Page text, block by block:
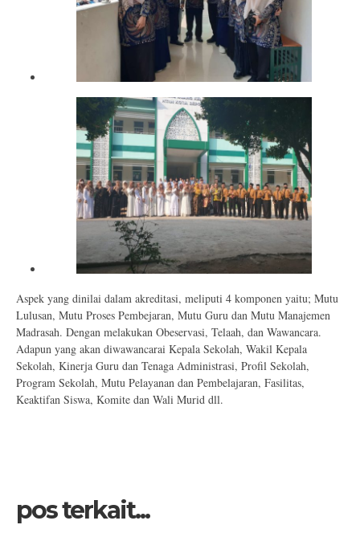
Aspek yang dinilai dalam akreditasi, meliputi 4 komponen yaitu; Mutu
Lulusan, Mutu Proses Pembejaran, Mutu Guru dan Mutu Manajemen
Madrasah. Dengan melakukan Obeservasi, Telaah, dan Wawancara.
Adapun yang akan diwawancarai Kepala Sekolah, Wakil Kepala
Sekolah, Kinerja Guru dan Tenaga Administrasi, Profil Sekolah,
Program Sekolah, Mutu Pelayanan dan Pembelajaran, Fasilitas,
Keaktifan Siswa, Komite dan Wali Murid dll.
pos terkait...